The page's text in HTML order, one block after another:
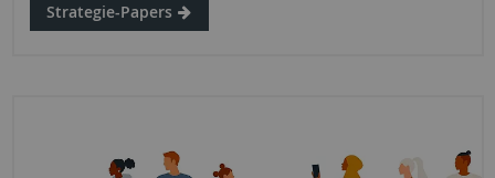
Strategie-Papers